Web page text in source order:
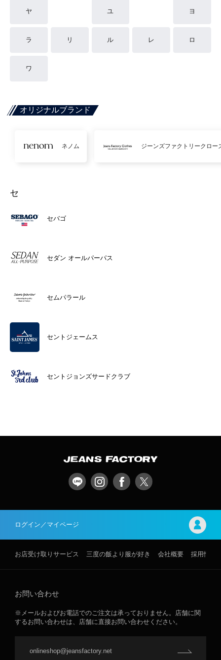
ヤ ユ ヨ
ラ リ ル レ ロ
ワ
オリジナルブランド
ネノム ジーンズファクトリークロー
セ
セバゴ
セダン オールパーパス
セムパラール
セントジェームス
セントジョンズサードクラブ
ログイン／マイページ
お店受け取りサービス 三度の飯より服が好き 会社概要 採用情報
お問い合わせ
※メールおよびお電話でのご注文は承っておりません。店舗に関
するお問い合わせは、店舗に直接お問い合わせください。
onlineshop@jeansfactory.net